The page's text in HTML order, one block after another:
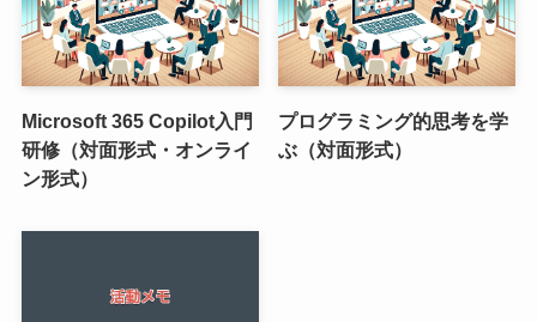
Microsoft 365 Copilot入門
研修（対面形式・オンライ
ン形式）
プログラミング的思考を学
ぶ（対面形式）